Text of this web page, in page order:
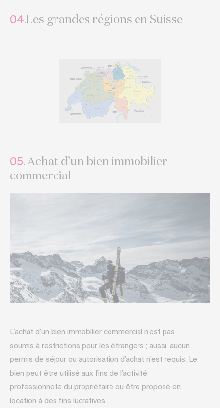
04.Les grandes régions en Suisse
05. Achat d’un bien immobilier
commercial
L’achat d’un bien immobilier commercial n’est pas
soumis à restrictions pour les étrangers ; aussi, aucun
permis de séjour ou autorisation d’achat n’est requis. Le
bien peut être utilisé aux fins de l’activité
professionnelle du propriétaire ou être proposé en
location à des fins lucratives.